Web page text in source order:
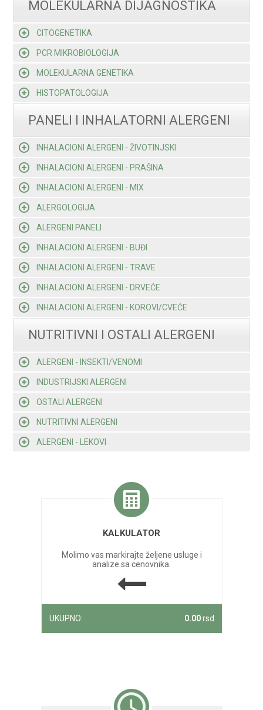
MOLEKULARNA DIJAGNOSTIKA
CITOGENETIKA
PCR MIKROBIOLOGIJA
MOLEKULARNA GENETIKA
HISTOPATOLOGIJA
PANELI I INHALATORNI ALERGENI
INHALACIONI ALERGENI - ŽIVOTINJSKI
INHALACIONI ALERGENI - PRAŠINA
INHALACIONI ALERGENI - MIX
ALERGOLOGIJA
ALERGENI PANELI
INHALACIONI ALERGENI - BUĐI
INHALACIONI ALERGENI - TRAVE
INHALACIONI ALERGENI - DRVEĆE
INHALACIONI ALERGENI - KOROVI/CVEĆE
NUTRITIVNI I OSTALI ALERGENI
ALERGENI - INSEKTI/VENOMI
INDUSTRIJSKI ALERGENI
OSTALI ALERGENI
NUTRITIVNI ALERGENI
ALERGENI - LEKOVI
KALKULATOR
Molimo vas markirajte željene usluge i
analize sa cenovnika.
UKUPNO: 0.00rsd